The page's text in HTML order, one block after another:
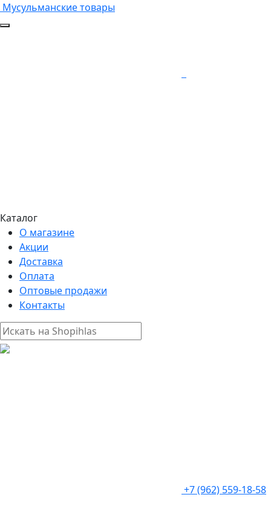
Мусульманские товары
Каталог
О магазине
Акции
Доставка
Оплата
Оптовые продажи
Контакты
+7 (962) 559-18-58